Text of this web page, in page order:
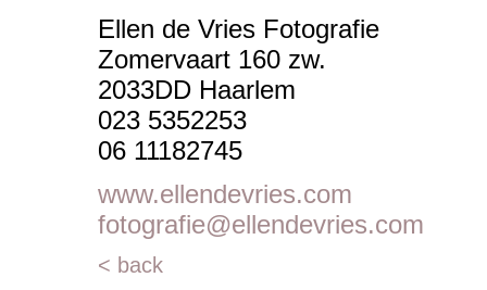
Ellen de Vries Fotografie
Zomervaart 160 zw.
2033DD Haarlem
023 5352253
06 11182745
www.ellendevries.com
fotografie@ellendevries.com
< back